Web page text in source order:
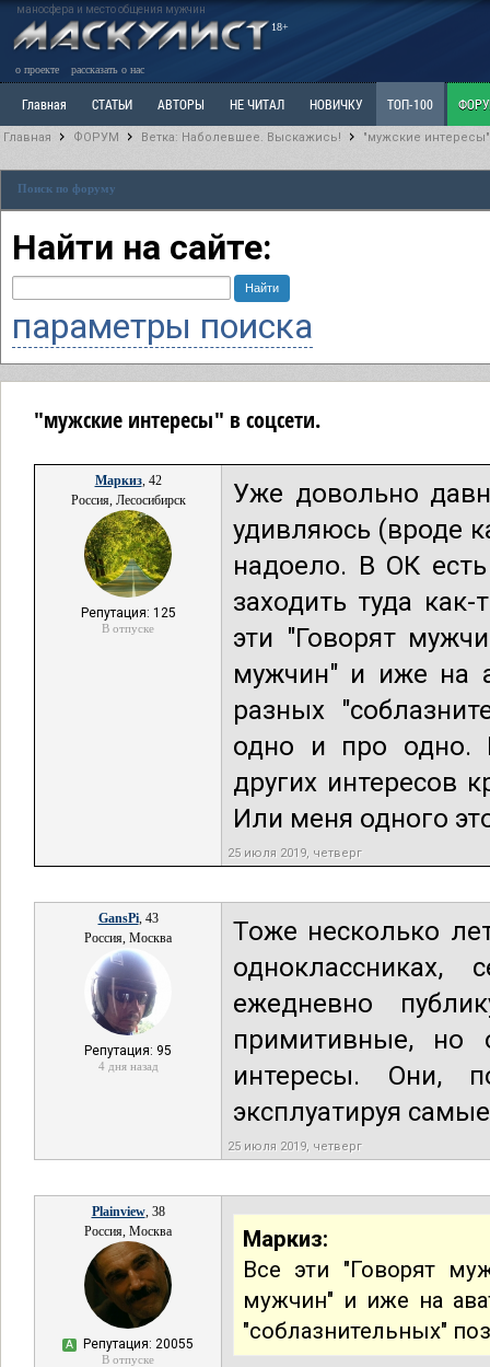
маносфера и место общения мужчин
18+
о проекте рассказать о нас
Главная СТАТЬИ АВТОРЫ НЕ ЧИТАЛ НОВИЧКУ ТОП-100
Ветка: Наболевшее. Выскажись!
РАЗДЕЛ: Разное
Главная ФОРУМ Ветка: Наболевшее. Выскажись! "мужские
Поиск по форуму
Найти на сайте:
параметры поиска
"мужские интересы" в соцсети.
Маркиз, 42
Россия, Лесосибирск
Репутация: 125
В отпуске
Уже довольно
удивляюсь (вроде
надоело. В ОК
заходить туда
эти "Говорят
мужчин" и иже на
разных
одно и про одно.
других интересов
Или меня одного
25 июля 2019, четверг
GansPi, 43
Россия, Москва
Репутация: 95
4 дня назад
Тоже несколько
ежедневно
примитивные, но
интересы. Они,
эксплуатируя
25 июля 2019, четверг
Plainview, 38
Россия, Москва
А Репутация: 20055
В отпуске
Маркиз:
Все эти "Говорят
мужчин" и иже на
"соблазнительных"